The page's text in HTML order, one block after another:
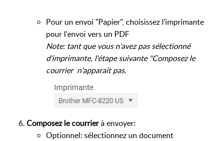
Pour un envoi "Papier", choisissez l'imprimante
pour l'envoi vers un PDF
Note: tant que vous n'avez pas sélectionné
d'imprimante, l'étape suivante "Composez le
courrier n'apparait pas.
Composez le courrierà envoyer:
Optionnel: sélectionnez un document